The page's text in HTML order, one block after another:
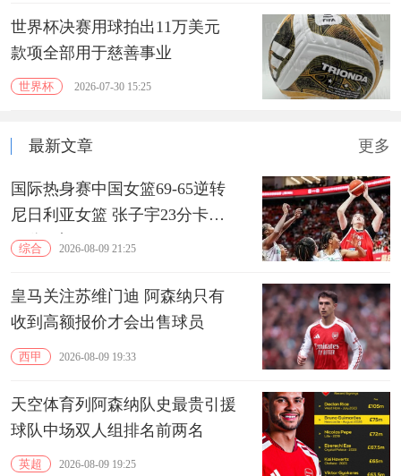
世界杯决赛用球拍出11万美元
款项全部用于慈善事业
世界杯 2026-07-30 15:25
最新文章 更多
国际热身赛中国女篮69-65逆转
尼日利亚女篮 张子宇23分卡鲁
13分3助
综合 2026-08-09 21:25
皇马关注苏维门迪 阿森纳只有
收到高额报价才会出售球员
西甲 2026-08-09 19:33
天空体育列阿森纳队史最贵引援
球队中场双人组排名前两名
英超 2026-08-09 19:25